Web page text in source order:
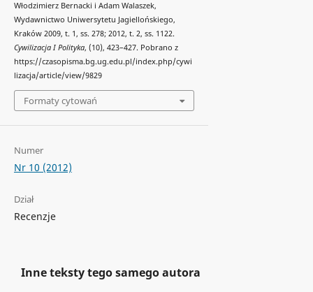
Włodzimierz Bernacki i Adam Walaszek,
Wydawnictwo Uniwersytetu Jagiellońskiego,
Kraków 2009, t. 1, ss. 278; 2012, t. 2, ss. 1122.
Cywilizacja I Polityka, (10), 423–427. Pobrano z
https://czasopisma.bg.ug.edu.pl/index.php/cywi
lizacja/article/view/9829
Formaty cytowań
Numer
Nr 10 (2012)
Dział
Recenzje
Inne teksty tego samego autora